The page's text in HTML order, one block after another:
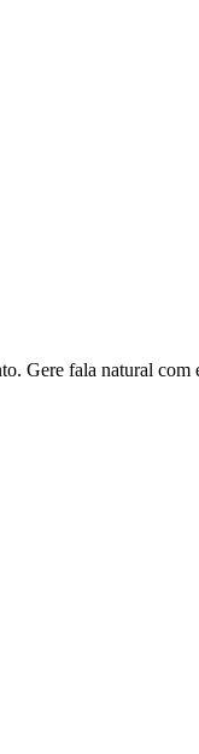
Gere fala natural com